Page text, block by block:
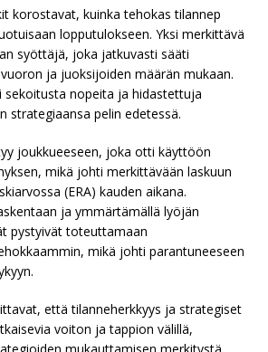
korostavat, kuinka tehokas tilannep
lopputulokseen. Yksi merkittävä
syöttäjä, joka jatkuvasti sääti
ja juoksijoiden määrän mukaan.
nopeita ja hidastettuja
strategiaansa pelin edetessä.
joukkueeseen, joka otti käyttöön
mikä johti merkittävään laskuun
(ERA) kauden aikana.
ja ymmärtämällä lyöjän
pystyivät toteuttamaan
mikä johti parantuneeseen
että tilanneherkkyys ja strategiset
voiton ja tappion välillä,